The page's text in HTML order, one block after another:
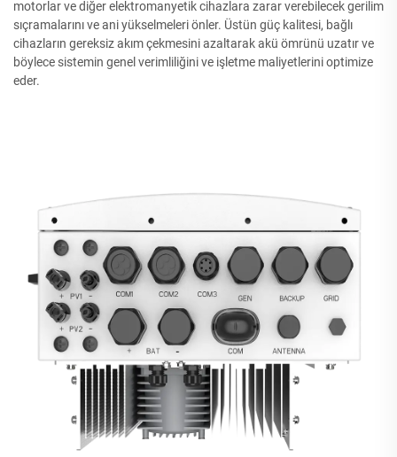
motorlar ve diğer elektromanyetik cihazlara zarar verebilecek gerilim
sıçramalarını ve ani yükselmeleri önler. Üstün güç kalitesi, bağlı
cihazların gereksiz akım çekmesini azaltarak akü ömrünü uzatır ve
böylece sistemin genel verimliliğini ve işletme maliyetlerini optimize
eder.